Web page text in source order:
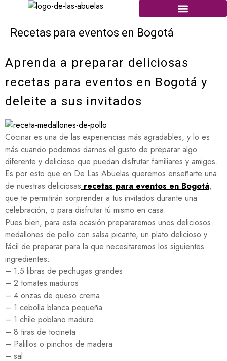
Recetas para eventos en Bogotá
Aprenda a preparar deliciosas
recetas para eventos en Bogotá y
deleite a sus invitados
Cocinar es una de las experiencias más agradables, y lo es
más cuando podemos darnos el gusto de preparar algo
diferente y delicioso que puedan disfrutar familiares y amigos.
Es por esto que en De Las Abuelas queremos enseñarte una
de nuestras deliciosas recetas para eventos en Bogotá,
que te permitirán sorprender a tus invitados durante una
celebración, o para disfrutar tú mismo en casa.
Pues bien, para esta ocasión prepararemos unos deliciosos
medallones de pollo con salsa picante, un plato delicioso y
fácil de preparar para la que necesitaremos los siguientes
ingredientes:
– 1.5 libras de pechugas grandes
– 2 tomates maduros
– 4 onzas de queso crema
– 1 cebolla blanca pequeña
– 1 chile poblano maduro
– 8 tiras de tocineta
– Palillos o pinchos de madera
– sal